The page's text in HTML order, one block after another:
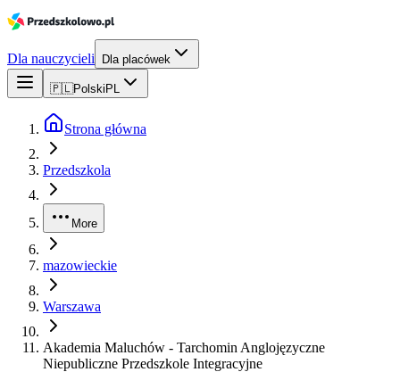
Dla nauczycieli Dla placówek
🇵🇱Polski PL
Strona główna
Przedszkola
More
mazowieckie
Warszawa
Akademia Maluchów - Tarchomin Anglojęzyczne
Niepubliczne Przedszkole Integracyjne